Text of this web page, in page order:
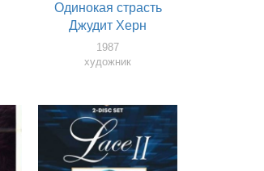
Одинокая страсть
Джудит Херн
1987
художник